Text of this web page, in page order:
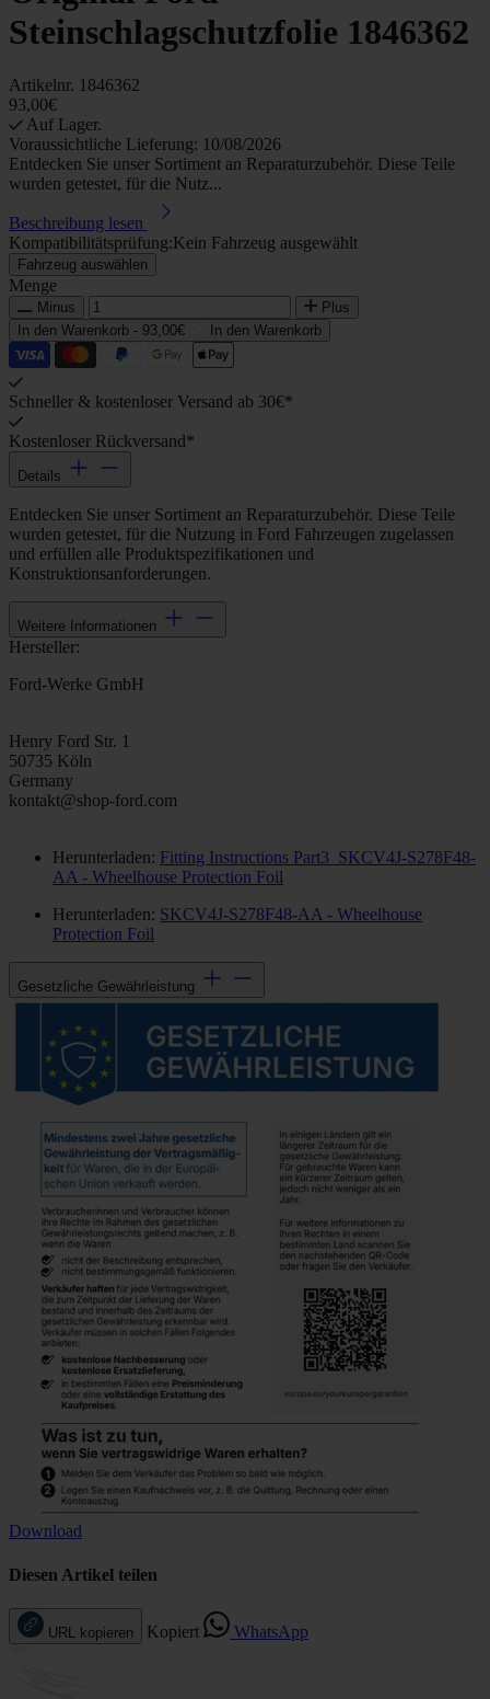
Steinschlagschutzfolie 1846362
Artikelnr. 1846362
93,00€
Auf Lager.
Voraussichtliche Lieferung: 10/08/2026
Entdecken Sie unser Sortiment an Reparaturzubehör. Diese Teile
wurden getestet, für die Nutz...
Beschreibung lesen
Kompatibilitätsprüfung:Kein Fahrzeug ausgewählt
Fahrzeug auswählen
Menge
Minus
Plus
In den Warenkorb - 93,00€ In den Warenkorb
Schneller & kostenloser Versand ab 30€*
Kostenloser Rückversand*
Details
Entdecken Sie unser Sortiment an Reparaturzubehör. Diese Teile
wurden getestet, für die Nutzung in Ford Fahrzeugen zugelassen
und erfüllen alle Produktspezifikationen und
Konstruktionsanforderungen.
Weitere Informationen
Hersteller:
Ford-Werke GmbH
Henry Ford Str. 1
50735 Köln
Germany
kontakt@shop-ford.com
Herunterladen: Fitting Instructions Part3_SKCV4J-S278F48-
AA - Wheelhouse Protection Foil
Herunterladen: SKCV4J-S278F48-AA - Wheelhouse
Protection Foil
Gesetzliche Gewährleistung
Download
Diesen Artikel teilen
URL kopieren Kopiert WhatsApp